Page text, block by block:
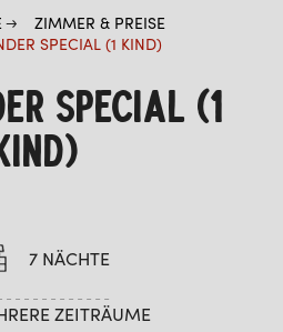
ZIMMER & PREISE
SPECIAL (1 KIND)
SPECIAL (1
7 NÄCHTE
ZEITRÄUME